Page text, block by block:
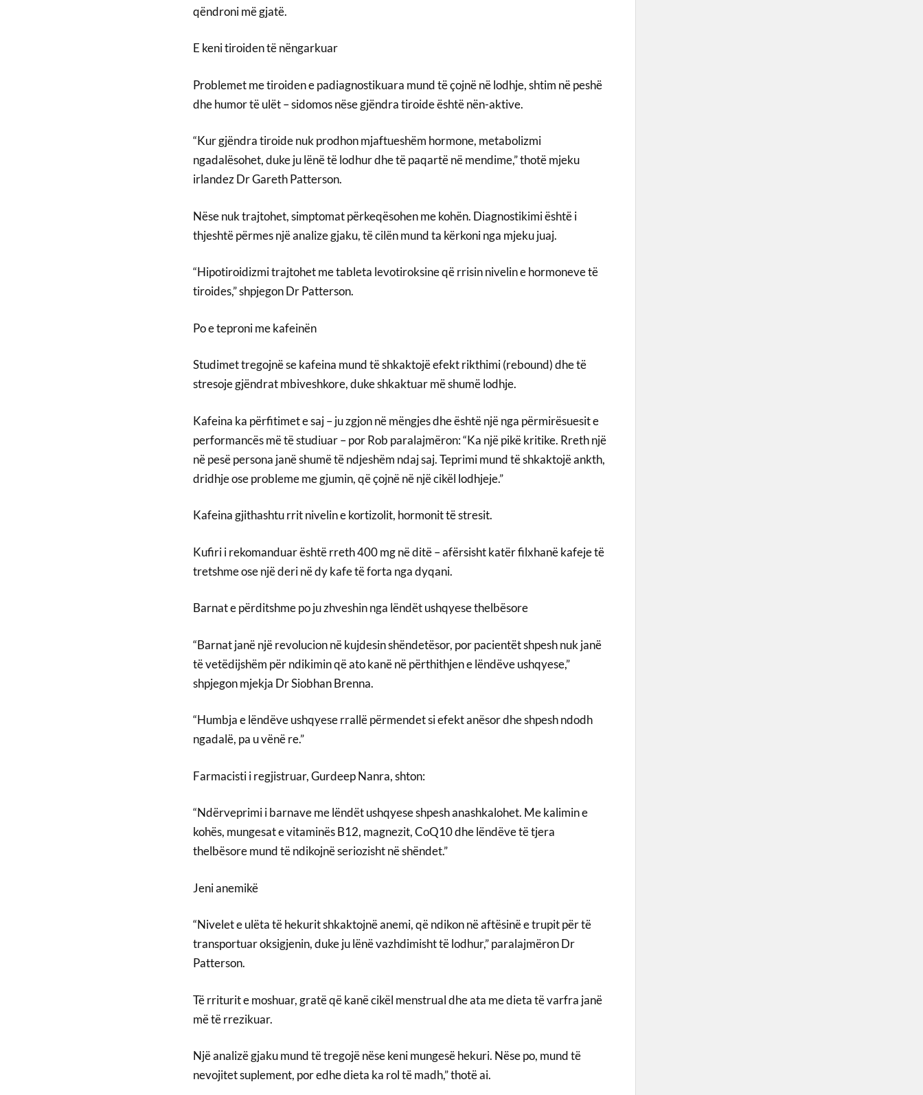
qëndroni më gjatë.
E keni tiroiden të nëngarkuar
Problemet me tiroiden e padiagnostikuara mund të çojnë në lodhje, shtim në peshë
dhe humor të ulët – sidomos nëse gjëndra tiroide është nën-aktive.
“Kur gjëndra tiroide nuk prodhon mjaftueshëm hormone, metabolizmi
ngadalësohet, duke ju lënë të lodhur dhe të paqartë në mendime,” thotë mjeku
irlandez Dr Gareth Patterson.
Nëse nuk trajtohet, simptomat përkeqësohen me kohën. Diagnostikimi është i
thjeshtë përmes një analize gjaku, të cilën mund ta kërkoni nga mjeku juaj.
“Hipotiroidizmi trajtohet me tableta levotiroksine që rrisin nivelin e hormoneve të
tiroides,” shpjegon Dr Patterson.
Po e teproni me kafeinën
Studimet tregojnë se kafeina mund të shkaktojë efekt rikthimi (rebound) dhe të
stresoje gjëndrat mbiveshkore, duke shkaktuar më shumë lodhje.
Kafeina ka përfitimet e saj – ju zgjon në mëngjes dhe është një nga përmirësuesit e
performancës më të studiuar – por Rob paralajmëron: “Ka një pikë kritike. Rreth një
në pesë persona janë shumë të ndjeshëm ndaj saj. Teprimi mund të shkaktojë ankth,
dridhje ose probleme me gjumin, që çojnë në një cikël lodhjeje.”
Kafeina gjithashtu rrit nivelin e kortizolit, hormonit të stresit.
Kufiri i rekomanduar është rreth 400 mg në ditë – afërsisht katër filxhanë kafeje të
tretshme ose një deri në dy kafe të forta nga dyqani.
Barnat e përditshme po ju zhveshin nga lëndët ushqyese thelbësore
“Barnat janë një revolucion në kujdesin shëndetësor, por pacientët shpesh nuk janë
të vetëdijshëm për ndikimin që ato kanë në përthithjen e lëndëve ushqyese,”
shpjegon mjekja Dr Siobhan Brenna.
“Humbja e lëndëve ushqyese rrallë përmendet si efekt anësor dhe shpesh ndodh
ngadalë, pa u vënë re.”
Farmacisti i regjistruar, Gurdeep Nanra, shton:
“Ndërveprimi i barnave me lëndët ushqyese shpesh anashkalohet. Me kalimin e
kohës, mungesat e vitaminës B12, magnezit, CoQ10 dhe lëndëve të tjera
thelbësore mund të ndikojnë seriozisht në shëndet.”
Jeni anemikë
“Nivelet e ulëta të hekurit shkaktojnë anemi, që ndikon në aftësinë e trupit për të
transportuar oksigjenin, duke ju lënë vazhdimisht të lodhur,” paralajmëron Dr
Patterson.
Të rriturit e moshuar, gratë që kanë cikël menstrual dhe ata me dieta të varfra janë
më të rrezikuar.
Një analizë gjaku mund të tregojë nëse keni mungesë hekuri. Nëse po, mund të
nevojitet suplement, por edhe dieta ka rol të madh,” thotë ai.